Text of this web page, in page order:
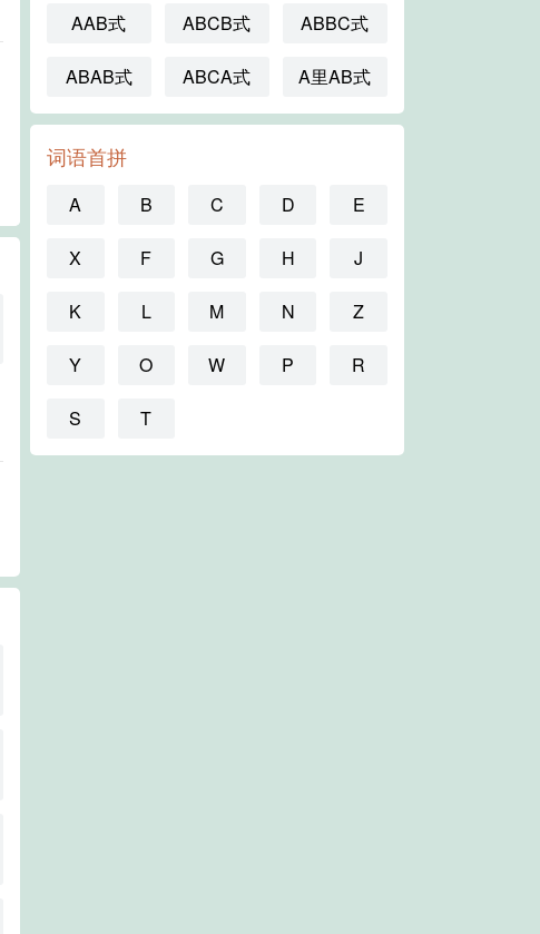
AAB式 ABCB式 ABBC式
ABAB式 ABCA式 A里AB式
词语首拼
A B C D E
X F G H J
K L M N Z
Y O W P R
S T